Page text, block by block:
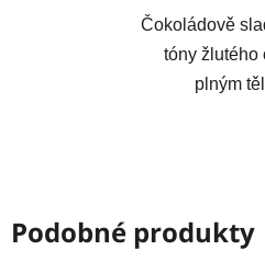
Čokoládově
tóny žlutého
plným
Podobné produkty